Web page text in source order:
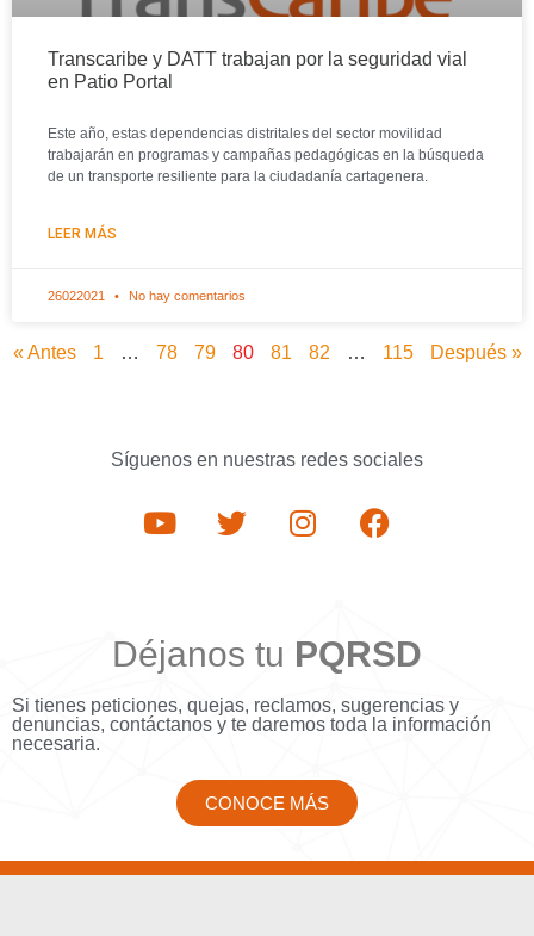
Transcaribe y DATT trabajan por la seguridad vial
en Patio Portal
Este año, estas dependencias distritales del sector movilidad
trabajarán en programas y campañas pedagógicas en la búsqueda
de un transporte resiliente para la ciudadanía cartagenera.
LEER MÁS
26022021 No hay comentarios
« Antes 1 … 78 79 80 81 82 … 115 Después »
Síguenos en nuestras redes sociales
Déjanos tu PQRSD
Si tienes peticiones, quejas, reclamos, sugerencias y
denuncias, contáctanos y te daremos toda la información
necesaria.
CONOCE MÁS